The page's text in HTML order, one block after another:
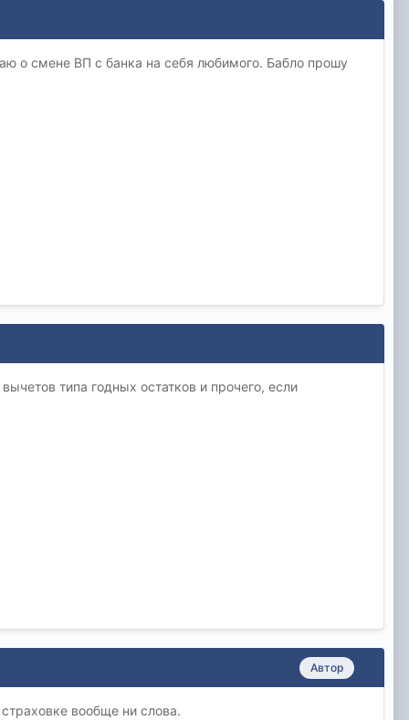
о смене ВП с банка на себя любимого. Бабло прошу
типа годных остатков и прочего, если
Автор
вообще ни слова.